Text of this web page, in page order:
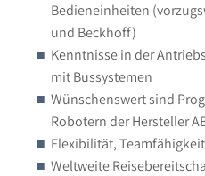
Bedieneinheiten
und Beckhoff)
Kenntnisse in der
mit Bussystemen
Wünschenswert sind
Robotern der Hersteller
Flexibilität, Teamfähigkeit
Weltweite